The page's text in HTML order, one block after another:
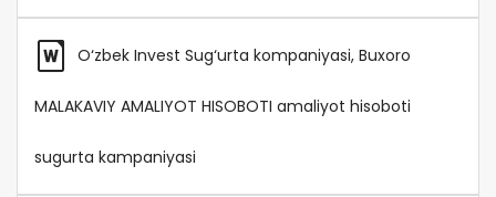
O‘zbek Invest Sug‘urta kompaniyasi, Buxoro
MALAKAVIY AMALIYOT HISOBOTI amaliyot hisoboti
sugurta kampaniyasi